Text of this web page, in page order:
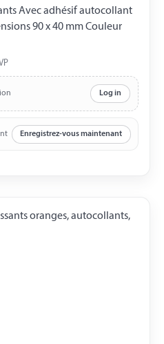
Avec adhésif autocollant
90 x 40 mm Couleur
Log in
Enregistrez-vous maintenant